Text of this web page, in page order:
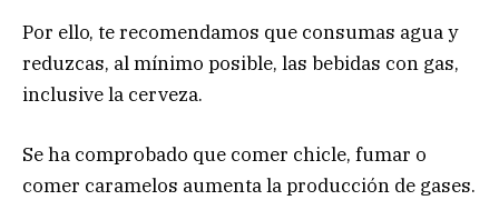
Por ello, te recomendamos que consumas agua y
reduzcas, al mínimo posible, las bebidas con gas,
inclusive la cerveza.
Se ha comprobado que comer chicle, fumar o
comer caramelos aumenta la producción de gases.